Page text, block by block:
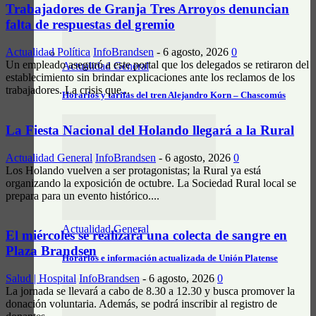
Actualidad General
Horarios y tarifas del tren Alejandro Korn – Chascomús
Actualidad General
Horarios e información actualizada de Unión Platense
Trabajadores de Granja Tres Arroyos denuncian
falta de respuestas del gremio
Actualidad Política InfoBrandsen - 6 agosto, 2026 0
Un empleado aseguró a este portal que los delegados se retiraron del
establecimiento sin brindar explicaciones ante los reclamos de los
trabajadores. La crisis que...
La Fiesta Nacional del Holando llegará a la Rural
Actualidad General InfoBrandsen - 6 agosto, 2026 0
Los Holando vuelven a ser protagonistas; la Rural ya está
organizando la exposición de octubre. La Sociedad Rural local se
prepara para un evento histórico....
El miércoles se realizará una colecta de sangre en
Plaza Brandsen
Salud | Hospital InfoBrandsen - 6 agosto, 2026 0
La jornada se llevará a cabo de 8.30 a 12.30 y busca promover la
donación voluntaria. Además, se podrá inscribir al registro de